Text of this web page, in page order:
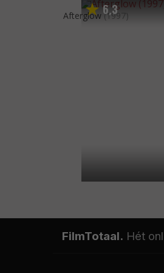
6,3
Afterglow (1997)
FilmTotaal. Hét